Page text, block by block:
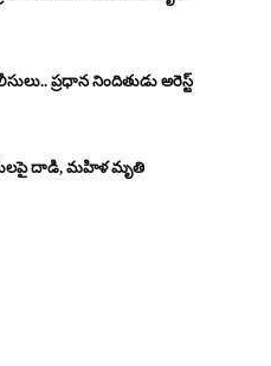
ప్రధాన నిందితుడు అరెస్ట్
దాడి, మహిళ మృతి